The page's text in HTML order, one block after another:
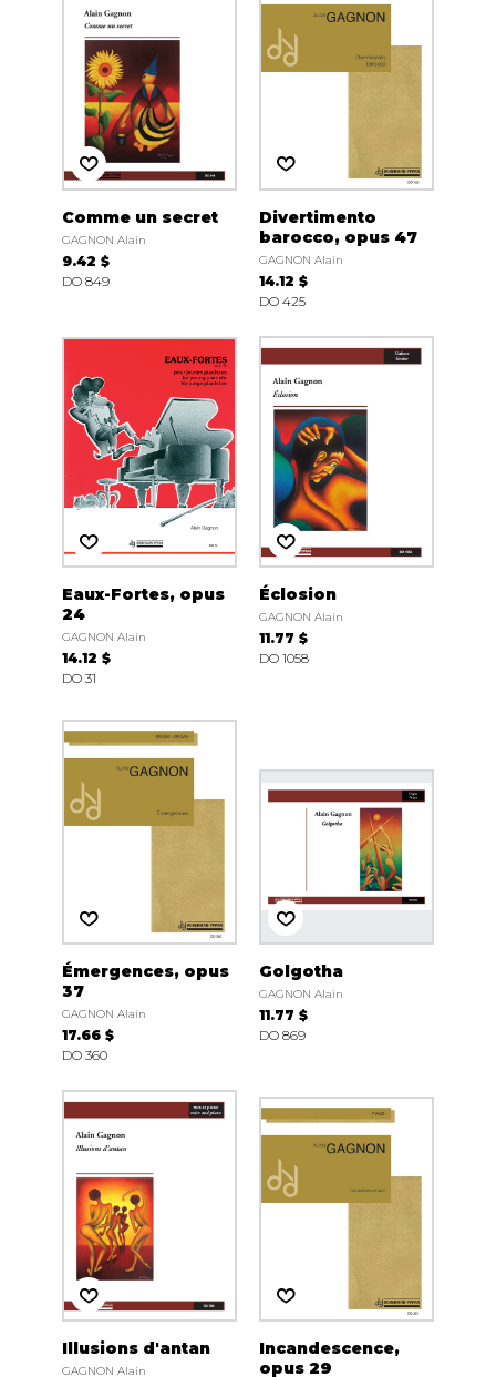
Comme un secret
GAGNON Alain
9.42 $
DO 849
Divertimento
barocco, opus 47
GAGNON Alain
14.12 $
DO 425
Eaux-Fortes, opus
24
GAGNON Alain
14.12 $
DO 31
Éclosion
GAGNON Alain
11.77 $
DO 1058
Émergences, opus
37
GAGNON Alain
17.66 $
DO 360
Golgotha
GAGNON Alain
11.77 $
DO 869
Illusions d'antan
GAGNON Alain
Incandescence,
opus 29